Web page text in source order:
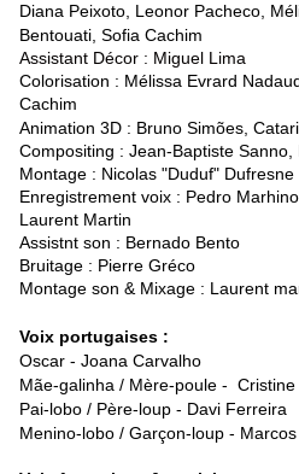
Diana Peixoto, Leonor Pacheco,
Bentouati, Sofia Cachim
Assistant Décor : Miguel Lima
Colorisation : Mélissa Evrard
Cachim
Animation 3D : Bruno Simões,
Compositing : Jean-Baptiste
Montage : Nicolas "Duduf" Dufresne
Enregistrement voix : Pedro
Laurent Martin
Assistnt son : Bernado Bento
Bruitage : Pierre Gréco
Montage son & Mixage : Laurent
Voix portugaises :
Oscar - Joana Carvalho
Mãe-galinha / Mère-poule - Cristine
Pai-lobo / Père-loup - Davi Ferreira
Menino-lobo / Garçon-loup -